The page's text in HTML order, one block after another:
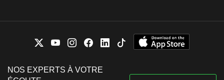
NOS EXPERTS À VOTRE